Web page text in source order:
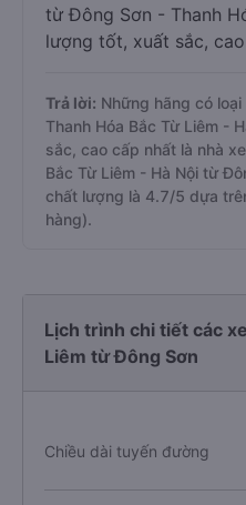
từ Đông Sơn - Thanh
lượng tốt, xuất sắc,
Trả lời: Những hãng có
Thanh Hóa Bắc Từ Liêm -
sắc, cao cấp nhất là nhà
Bắc Từ Liêm - Hà Nội từ
chất lượng là 4.7/5 dựa
hàng).
Lịch trình chi tiết các
Liêm từ Đông Sơn
Chiều dài tuyến đường